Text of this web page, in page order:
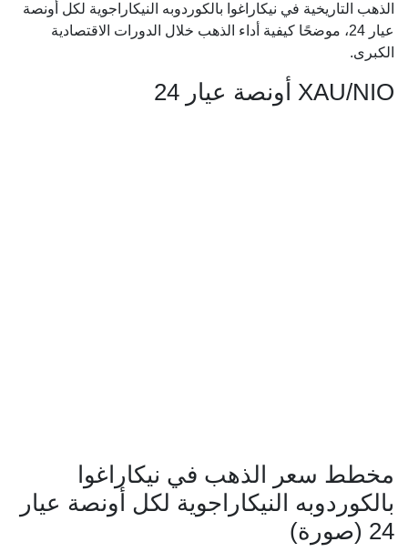
الذهب التاريخية في نيكاراغوا بالكوردوبه النيكاراجوية لكل أونصة
عيار 24، موضحًا كيفية أداء الذهب خلال الدورات الاقتصادية
الكبرى.
XAU/NIO أونصة عيار 24
مخطط سعر الذهب في نيكاراغوا
بالكوردوبه النيكاراجوية لكل أونصة عيار
24 (صورة)